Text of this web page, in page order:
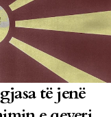
të jenë